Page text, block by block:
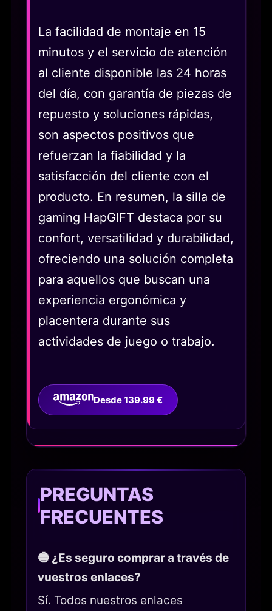
La facilidad de montaje en 15
minutos y el servicio de atención
al cliente disponible las 24 horas
del día, con garantía de piezas de
repuesto y soluciones rápidas,
son aspectos positivos que
refuerzan la fiabilidad y la
satisfacción del cliente con el
producto. En resumen, la silla de
gaming HapGIFT destaca por su
confort, versatilidad y durabilidad,
ofreciendo una solución completa
para aquellos que buscan una
experiencia ergonómica y
placentera durante sus
actividades de juego o trabajo.
Desde 139.99 €
PREGUNTAS
FRECUENTES
🔵 ¿Es seguro comprar a través de
vuestros enlaces?
Sí. Todos nuestros enlaces